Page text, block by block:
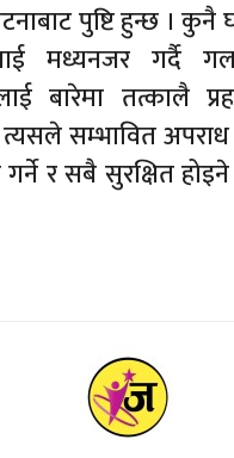
पुष्टि हुन्छ ।
मध्यनजर गर्दै
बारेमा तत्कालै
सम्भावित अपराध
र सबै सुरक्षित